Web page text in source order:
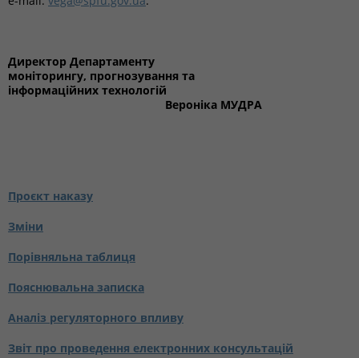
Директор Департаменту
моніторингу, прогнозування та
інформаційних технологій
Вероніка МУДРА
Проєкт наказу
Зміни
Порівняльна таблиця
Пояснювальна записка
Аналіз регуляторного впливу
Звіт про проведення електронних консультацій